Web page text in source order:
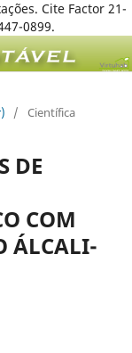
Cite Factor 21-
0899.
/ Científica
DE
COM
ÁLCALI-